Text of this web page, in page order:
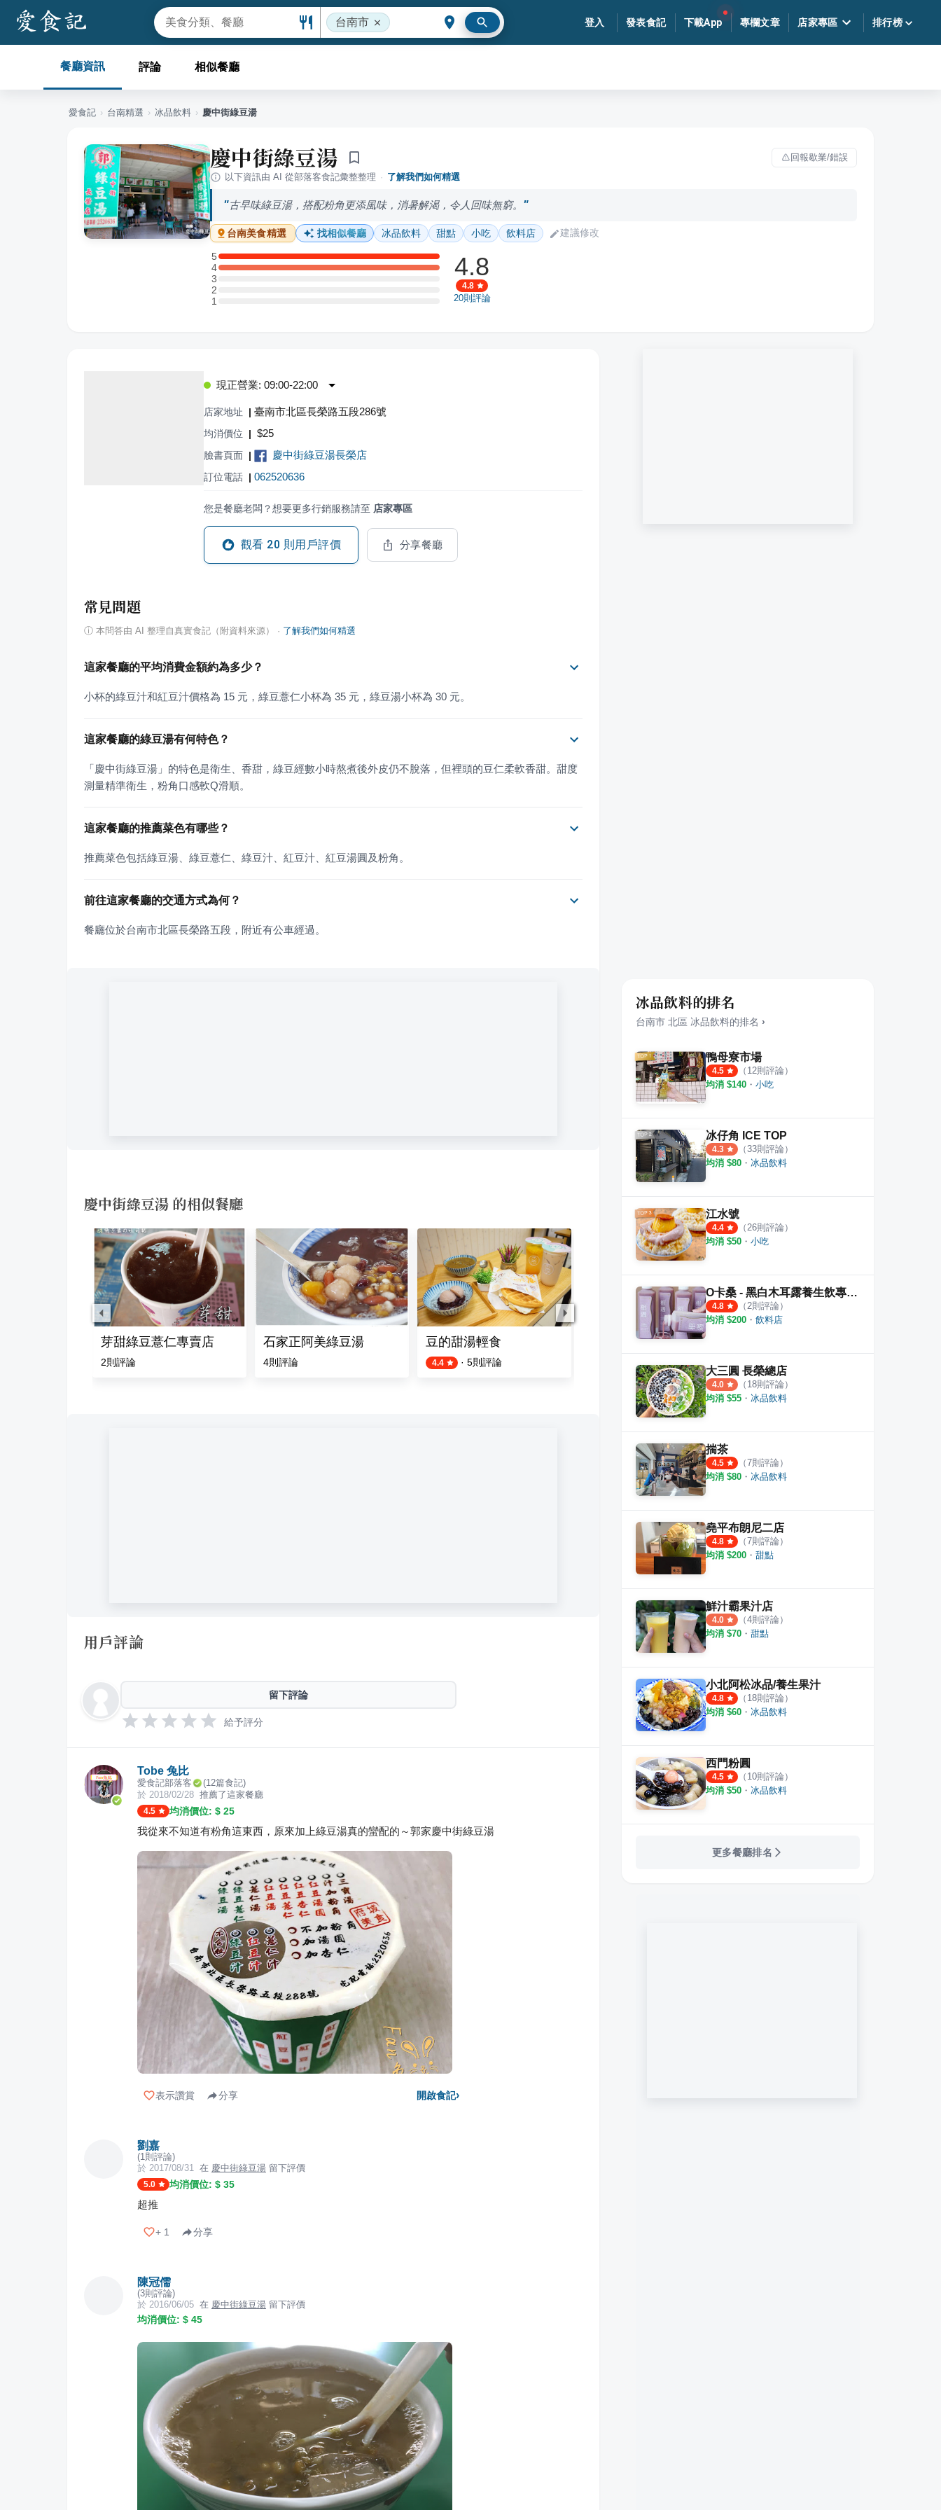
台南市 登入 發表食記 下載App 專欄文章 店家專區 排行榜
餐廳資訊 評論 相似餐廳
愛食記 › 台南精選 › 冰品飲料 › 慶中街綠豆湯
慶中街綠豆湯
回報歇業/錯誤
以下資訊由 AI 從部落客食記彙整整理 · 了解我們如何精選
古早味綠豆湯，搭配粉角更添風味，消暑解渴，令人回味無窮。
台南美食精選 找相似餐廳 冰品飲料 甜點 小吃 飲料店 建議修改
5
5 星：1 則評論
4
4 星：1 則評論
3
3 星：0 則評論
2
2 星：0 則評論
11 星：0 則評論
4.8
4.8
20則評論
現正營業: 09:00-22:00
店家地址 | 臺南市北區長榮路五段286號
均消價位 | $25
臉書頁面 | 慶中街綠豆湯長榮店
訂位電話 | 062520636
您是餐廳老闆？想要更多行銷服務請至 店家專區
觀看 20 則用戶評價 分享餐廳
常見問題
ⓘ 本問答由 AI 整理自真實食記（附資料來源） · 了解我們如何精選
這家餐廳的平均消費金額約為多少？
小杯的綠豆汁和紅豆汁價格為 15 元，綠豆薏仁小杯為 35 元，綠豆湯小杯為 30 元。
這家餐廳的綠豆湯有何特色？
「慶中街綠豆湯」的特色是衛生、香甜，綠豆經數小時熬煮後外皮仍不脫落，但裡頭的豆仁柔軟香甜。甜度
測量精準衛生，粉角口感軟Q滑順。
這家餐廳的推薦菜色有哪些？
推薦菜色包括綠豆湯、綠豆薏仁、綠豆汁、紅豆汁、紅豆湯圓及粉角。
前往這家餐廳的交通方式為何？
餐廳位於台南市北區長榮路五段，附近有公車經過。
慶中街綠豆湯 的相似餐廳
芽甜綠豆薏仁專賣店
2則評論
石家正阿美綠豆湯
4則評論
豆的甜湯輕食
4.4 · 5則評論
慶中街郭家綠豆湯（總店）
3.5
用戶評論
留下評論
給予評分
Tobe 兔比
愛食記部落客 (12篇食記)
於 2018/02/28 推薦了這家餐廳
4.5 均消價位: $ 25
我從來不知道有粉角這東西，原來加上綠豆湯真的蠻配的～郭家慶中街綠豆湯
表示讚賞 分享 開啟食記›
劉嘉
(1則評論)
於 2017/08/31 在 慶中街綠豆湯 留下評價
5.0 均消價位: $ 35
超推
+ 1 分享
陳冠儒
(3則評論)
於 2016/06/05 在 慶中街綠豆湯 留下評價
均消價位: $ 45
冰品飲料的排名
台南市 北區 冰品飲料的排名 ›
鴨母寮市場
4.5 （ 12則評論）
均消 $140 ・ 小吃
冰仔角 ICE TOP
4.3 （33則評論）
均消 $80 ・ 冰品飲料
江水號
4.4 （ 26則評論）
均消 $50 ・ 小吃
O卡桑 - 黑白木耳露養生飲專賣店 - 台南林森門市
4.8 （ 2則評論）
均消 $200 ・ 飲料店
大三圓 長榮總店
4.0 （ 18則評論）
均消 $55 ・ 冰品飲料
揣茶
4.5 （7則評論）
均消 $80 ・ 冰品飲料
堯平布朗尼二店
4.8 （7則評論）
均消 $200 ・ 甜點
鮮汁霸果汁店
4.0 （4則評論）
均消 $70 ・ 甜點
小北阿松冰品/養生果汁
4.8 （ 18則評論）
均消 $60 ・ 冰品飲料
西門粉圓
4.5 （ 10則評論）
均消 $50 ・ 冰品飲料
更多餐廳排名